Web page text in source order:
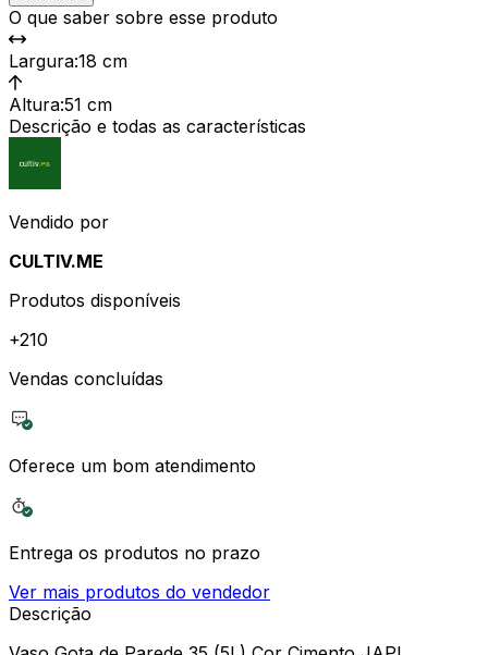
O que saber sobre esse produto
Largura:18 cm
Altura:51 cm
Descrição e todas as características
Vendido por
CULTIV.ME
Produtos disponíveis
+210
Vendas concluídas
Oferece um bom atendimento
Entrega os produtos no prazo
Ver mais produtos do vendedor
Descrição